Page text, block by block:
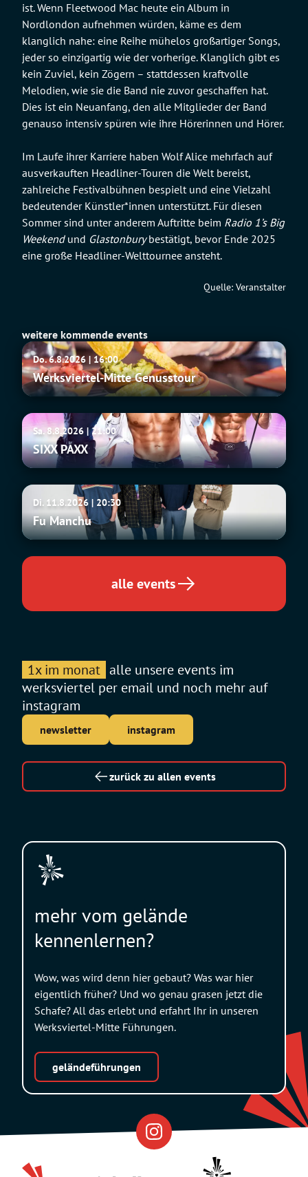
ist. Wenn Fleetwood Mac heute ein Album in
Nordlondon aufnehmen würden, käme es dem
klanglich nahe: eine Reihe mühelos großartiger Songs,
jeder so einzigartig wie der vorherige. Klanglich gibt es
kein Zuviel, kein Zögern – stattdessen kraftvolle
Melodien, wie sie die Band nie zuvor geschaffen hat.
Dies ist ein Neuanfang, den alle Mitglieder der Band
genauso intensiv spüren wie ihre Hörerinnen und Hörer.
Im Laufe ihrer Karriere haben Wolf Alice mehrfach auf
ausverkauften Headliner-Touren die Welt bereist,
zahlreiche Festivalbühnen bespielt und eine Vielzahl
bedeutender Künstler*innen unterstützt. Für diesen
Sommer sind unter anderem Auftritte beim Radio 1’s Big
Weekendund Glastonburybestätigt, bevor Ende 2025
eine große Headliner-Welttournee ansteht.
Quelle: Veranstalter
weitere kommende events
Werksviertel-
Mitte
Genusstour
Do. 6.8.2026 | 16:00
Werksviertel-Mitte Genusstour
SIXX
PAXXSa. 8.8.2026 | 21:00
SIXX PAXX
Fu
Manchu
Di. 11.8.2026 | 20:30
Fu Manchu
alle events
1x im monat alle unsere events im
werksviertel per email und noch mehr auf
instagram
newsletter instagram
zurück zu allen events
mehr vom gelände
kennenlernen?
Wow, was wird denn hier gebaut? Was war hier
eigentlich früher? Und wo genau grasen jetzt die
Schafe? All das erlebt und erfahrt Ihr in unseren
Werksviertel-Mitte Führungen.
geländeführungen